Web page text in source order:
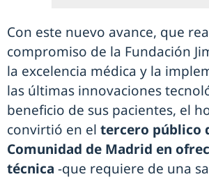
Con este nuevo avance, que
compromiso de la Fundación
la excelencia médica y la
las últimas innovaciones
beneficio de sus pacientes, el
convirtió en el tercero público
Comunidad de Madrid en
técnica -que requiere de una